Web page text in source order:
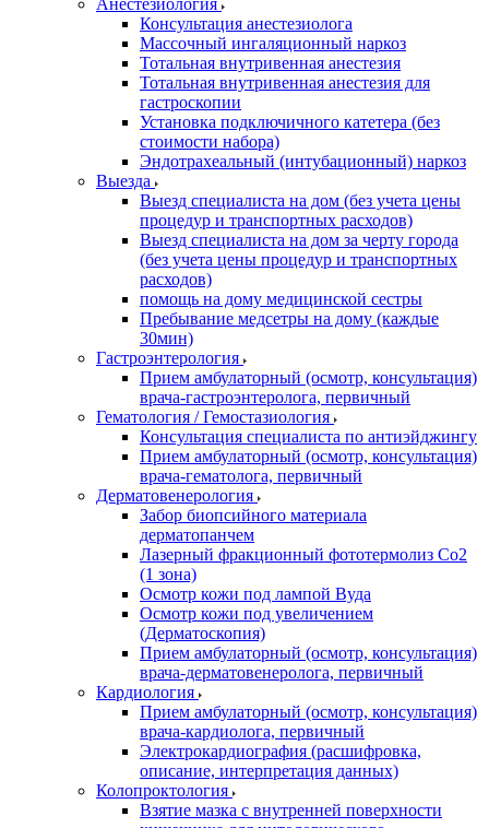
Анестезиология
Консультация анестезиолога
Массочный ингаляционный наркоз
Тотальная внутривенная анестезия
Тотальная внутривенная анестезия для
гастроскопии
Установка подключичного катетера (без
стоимости набора)
Эндотрахеальный (интубационный) наркоз
Выезда
Выезд специалиста на дом (без учета цены
процедур и транспортных расходов)
Выезд специалиста на дом за черту города
(без учета цены процедур и транспортных
расходов)
помощь на дому медицинской сестры
Пребывание медсетры на дому (каждые
30мин)
Гастроэнтерология
Прием амбулаторный (осмотр, консультация)
врача-гастроэнтеролога, первичный
Гематология / Гемостазиология
Консультация специалиста по антиэйджингу
Прием амбулаторный (осмотр, консультация)
врача-гематолога, первичный
Дерматовенерология
Забор биопсийного материала
дерматопанчем
Лазерный фракционный фототермолиз Со2
(1 зона)
Осмотр кожи под лампой Вуда
Осмотр кожи под увеличением
(Дерматоскопия)
Прием амбулаторный (осмотр, консультация)
врача-дерматовенеролога, первичный
Кардиология
Прием амбулаторный (осмотр, консультация)
врача-кардиолога, первичный
Электрокардиография (расшифровка,
описание, интерпретация данных)
Колопроктология
Взятие мазка с внутренней поверхности